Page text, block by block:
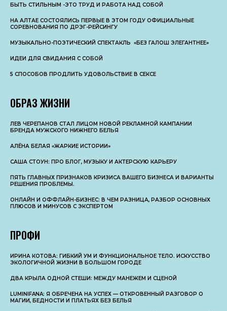
БЫТЬ СТИЛЬНЫМ -ЭТО ТРУД И РАБОТА НАД СОБОЙ
НА АЛТАЕ СОСТОЯЛИСЬ ПЕРВЫЕ В ЭТОМ ГОДУ ОФИЦИАЛЬНЫЕ
СОРЕВНОВАНИЯ ПО ДРЭГ-РЕЙСИНГУ
МУЗЫКАЛЬНО-ПОЭТИЧЕСКИЙ СПЕКТАКЛЬ «БЕЗ ГАЛОШ ЭЛЕГАНТНЕЕ»
ИДЕИ ДЛЯ СВИДАНИЯ С СОБОЙ
5 СПОСОБОВ ПРОДЛИТЬ УДОВОЛЬСТВИЕ В СЕКСЕ
ОБРАЗ ЖИЗНИ
ЛЕВ ЧЕРЕПАНОВ СТАЛ ЛИЦОМ НОВОЙ РЕКЛАМНОЙ КАМПАНИИ
БРЕНДА МУЖСКОГО НИЖНЕГО БЕЛЬЯ
АЛЁНА БЕЛАЯ «ЖАРКИЕ ИСТОРИИ»
САША СТОУН: ПРО БЛОГ, МУЗЫКУ И АКТЕРСКУЮ КАРЬЕРУ
ПЯТЬ ГЛАВНЫХ ПРИЗНАКОВ КРИЗИСА ВАШЕГО БИЗНЕСА И ВАРИАНТЫ
РЕШЕНИЯ ПРОБЛЕМЫ.
ОНЛАЙН И ОФФЛАЙН-БИЗНЕС: В ЧЕМ РАЗНИЦА, РАЗБОР ОСНОВНЫX
ПЛЮСОВ И МИНУСОВ С ЭКСПЕРТОМ
ПРОФИ
ИРИНА КОТОВА: ГИБКИЙ УМ И ФУНКЦИОНАЛЬНОЕ ТЕЛО. ИСКУССТВО
ЭКОЛОГИЧНОЙ ЖИЗНИ В БОЛЬШОМ ГОРОДЕ
ДВА КРЫЛА ОДНОЙ СТЕШИ: МЕЖДУ МАНЕЖЕМ И СЦЕНОЙ
LUMINIFANA: Я ОБРЕЧЕНА НА УСПЕХ — ОТКРОВЕННЫЙ РАЗГОВОР О
МАГИИ, БЕДНОСТИ И ПЛАТЬЯХ БЕЗ БЕЛЬЯ